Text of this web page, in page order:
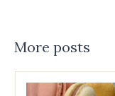
More posts